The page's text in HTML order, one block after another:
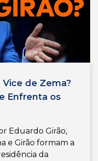
Vice de Zema?
Enfrenta os
Eduardo Girão,
e Girão formam a
da